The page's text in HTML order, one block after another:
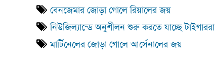
বেনজেমার জোড়া গোলে রিয়ালের জয়
নিউজিল্যান্ডে অনুশীলন শুরু করতে যাচ্ছে টাইগাররা
মার্টিনেলের জোড়া গোলে আর্সেনালের জয়